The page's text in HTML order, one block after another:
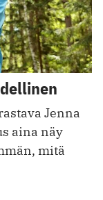
Jenna
aina näy
mitä